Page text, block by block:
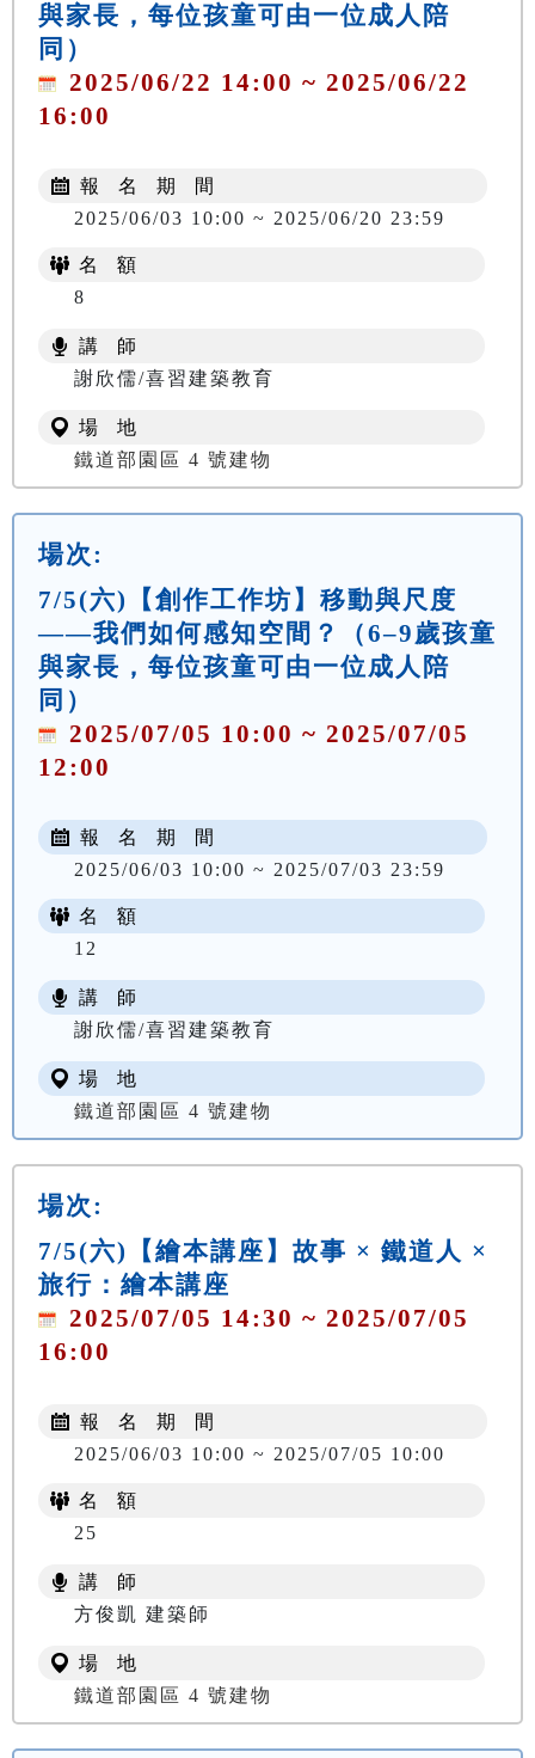
與家長，每位孩童可由一位成人陪
同）
2025/06/22 14:00 ~ 2025/06/22
16:00
報 名 期 間
2025/06/03 10:00 ~ 2025/06/20 23:59
名 額
8
講 師
謝欣儒/喜習建築教育
場 地
鐵道部園區 4 號建物
場次:
7/5(六)【創作工作坊】移動與尺度
——我們如何感知空間？（6–9歲孩童
與家長，每位孩童可由一位成人陪
同）
2025/07/05 10:00 ~ 2025/07/05
12:00
報 名 期 間
2025/06/03 10:00 ~ 2025/07/03 23:59
名 額
12
講 師
謝欣儒/喜習建築教育
場 地
鐵道部園區 4 號建物
場次:
7/5(六)【繪本講座】故事 × 鐵道人 ×
旅行：繪本講座
2025/07/05 14:30 ~ 2025/07/05
16:00
報 名 期 間
2025/06/03 10:00 ~ 2025/07/05 10:00
名 額
25
講 師
方俊凱 建築師
場 地
鐵道部園區 4 號建物